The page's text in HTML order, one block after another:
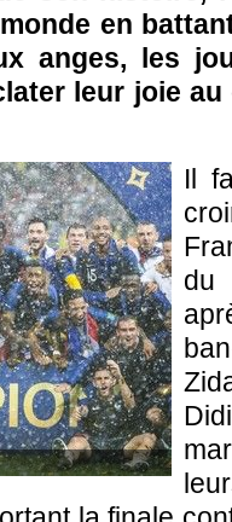
en
anges, les
leur joie
Il
du